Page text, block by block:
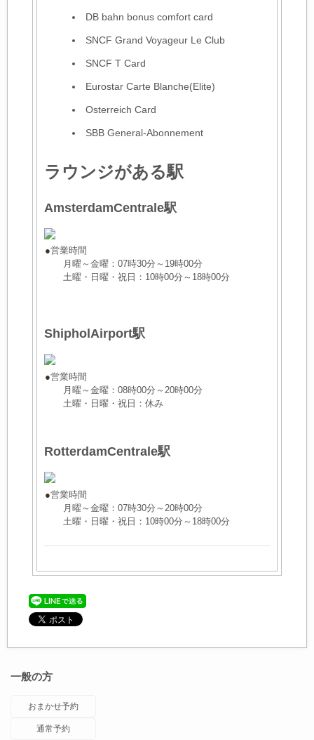
DB bahn bonus comfort card
SNCF Grand Voyageur Le Club
SNCF T Card
Eurostar Carte Blanche(Elite)
Osterreich Card
SBB General-Abonnement
ラウンジがある駅
AmsterdamCentrale駅
●営業時間
月曜～金曜：07時30分～19時00分
土曜・日曜・祝日：10時00分～18時00分
ShipholAirport駅
●営業時間
月曜～金曜：08時00分～20時00分
土曜・日曜・祝日：休み
RotterdamCentrale駅
●営業時間
月曜～金曜：07時30分～20時00分
土曜・日曜・祝日：10時00分～18時00分
一般の方
おまかせ予約
通常予約